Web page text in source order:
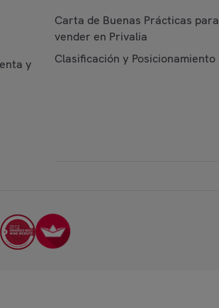
y
Carta de Buenas Prácticas para
vender en Privalia
Clasificación y Posicionamiento